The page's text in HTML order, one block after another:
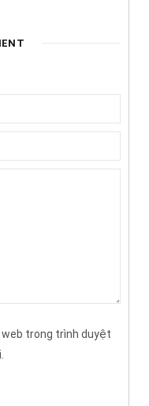
web trong trình duyệt